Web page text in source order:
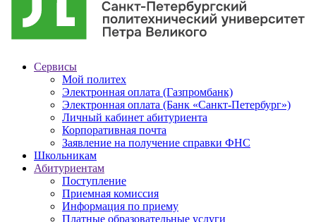
Сервисы
Мой политех
Электронная оплата (Газпромбанк)
Электронная оплата (Банк «Санкт-Петербург»)
Личный кабинет абитуриента
Корпоративная почта
Заявление на получение справки ФНС
Школьникам
Абитуриентам
Поступление
Приемная комиссия
Информация по приему
Платные образовательные услуги